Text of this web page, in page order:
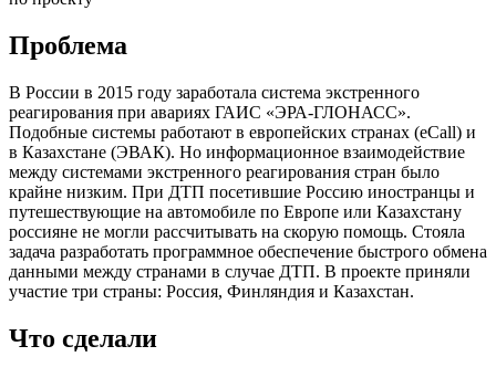
Проблема
В России в 2015 году заработала система экстренного
реагирования при авариях ГАИС «ЭРА-ГЛОНАСС».
Подобные системы работают в европейских странах (eCall) и
в Казахстане (ЭВАК). Но информационное взаимодействие
между системами экстренного реагирования стран было
крайне низким. При ДТП посетившие Россию иностранцы и
путешествующие на автомобиле по Европе или Казахстану
россияне не могли рассчитывать на скорую помощь. Стояла
задача разработать программное обеспечение быстрого обмена
данными между странами в случае ДТП. В проекте приняли
участие три страны: Россия, Финляндия и Казахстан.
Что сделали